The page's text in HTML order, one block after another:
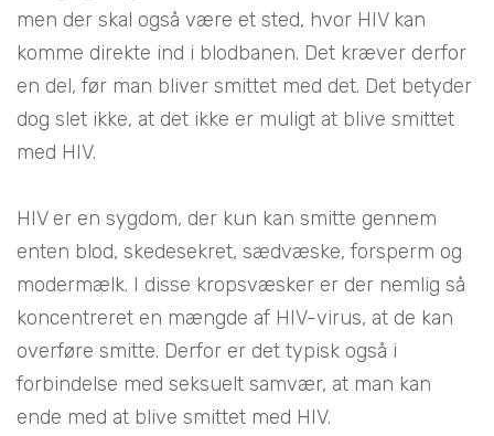
men der skal også være et sted, hvor HIV kan
komme direkte ind i blodbanen. Det kræver derfor
en del, før man bliver smittet med det. Det betyder
dog slet ikke, at det ikke er muligt at blive smittet
med HIV.
HIV er en sygdom, der kun kan smitte gennem
enten blod, skedesekret, sædvæske, forsperm og
modermælk. I disse kropsvæsker er der nemlig så
koncentreret en mængde af HIV-virus, at de kan
overføre smitte. Derfor er det typisk også i
forbindelse med seksuelt samvær, at man kan
ende med at blive smittet med HIV.